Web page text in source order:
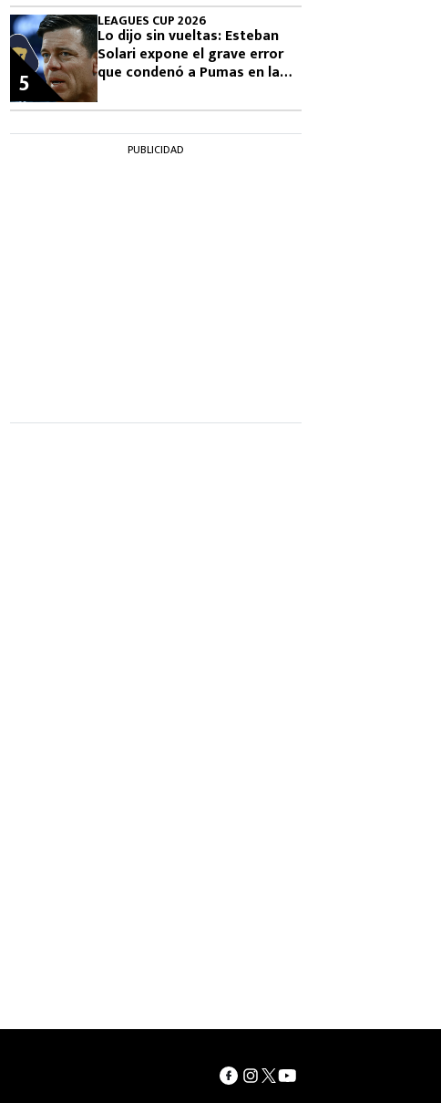
LEAGUES CUP 2026
Lo dijo sin vueltas: Esteban
Solari expone el grave error
que condenó a Pumas en la
5
PUBLICIDAD